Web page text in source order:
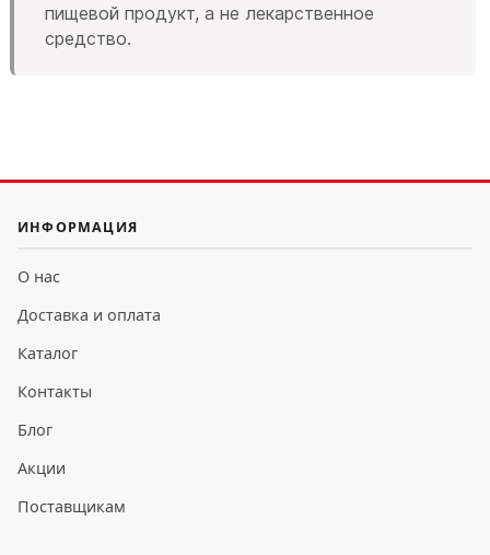
пищевой продукт, а не лекарственное
средство.
ИНФОРМАЦИЯ
О нас
Доставка и оплата
Каталог
Контакты
Блог
Акции
Поставщикам